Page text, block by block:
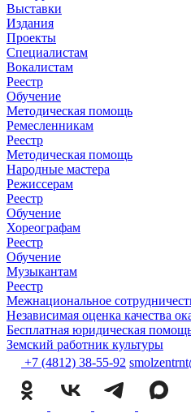
Выставки
Издания
Проекты
Специалистам
Вокалистам
Реестр
Обучение
Методическая помощь
Ремесленникам
Реестр
Методическая помощь
Народные мастера
Режиссерам
Реестр
Обучение
Хореографам
Реестр
Обучение
Музыкантам
Реестр
Межнациональное
Независимая оценка качества
Бесплатная юридическая
Земский работник культуры
+7 (4812) 38-55-92